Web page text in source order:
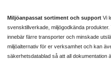
Miljöanpassat sortiment och support Vi
svensktillverkade, miljögodkända
innebär färre transporter och minskade
miljöalternativ för er verksamhet och kan
säkerhetsdatablad så att all dokumentation